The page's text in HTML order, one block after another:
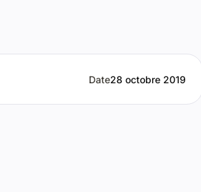
Date28 octobre 2019